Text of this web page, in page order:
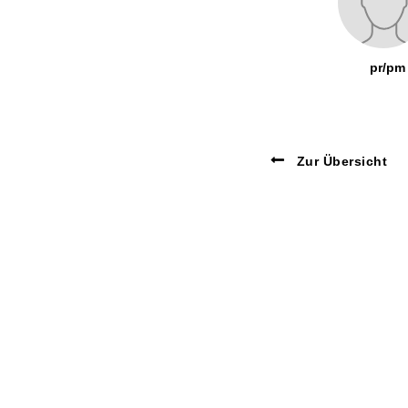
pr/pm
Zur Übersicht